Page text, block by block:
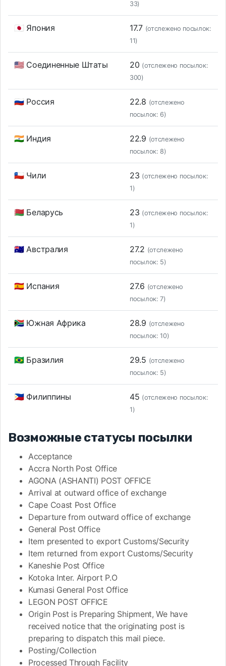
33)
🇯🇵 Япония 17.7 (отслежено посылок:
11)
🇺🇸 Соединенные Штаты 20 (отслежено посылок:
300)
🇷🇺 Россия 22.8 (отслежено
посылок: 6)
🇮🇳 Индия 22.9 (отслежено
посылок: 8)
🇨🇱 Чили 23 (отслежено посылок:
1)
🇧🇾 Беларусь 23 (отслежено посылок:
1)
🇦🇺 Австралия 27.2 (отслежено
посылок: 5)
🇪🇸 Испания 27.6 (отслежено
посылок: 7)
🇿🇦 Южная Африка 28.9 (отслежено
посылок: 10)
🇧🇷 Бразилия 29.5 (отслежено
посылок: 5)
🇵🇭 Филиппины 45 (отслежено посылок:
1)
Возможные статусы посылки
Acceptance
Accra North Post Office
AGONA (ASHANTI) POST OFFICE
Arrival at outward office of exchange
Cape Coast Post Office
Departure from outward office of exchange
General Post Office
Item presented to export Customs/Security
Item returned from export Customs/Security
Kaneshie Post Office
Kotoka Inter. Airport P.O
Kumasi General Post Office
LEGON POST OFFICE
Origin Post is Preparing Shipment, We have
received notice that the originating post is
preparing to dispatch this mail piece.
Posting/Collection
Processed Through Facility